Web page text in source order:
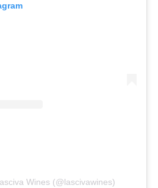
Wines (@lascivawines)